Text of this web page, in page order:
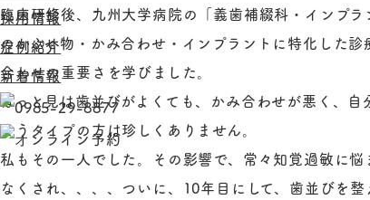
採用情報
症例紹介
新着情報
臨床研修後、九州大学病院の「義歯補綴科・インプ
のかぶせ物・かみ合わせ・インプラントに特化した
合わせの重要さを学びました。
ぱっと見は歯並びがよくても、かみ合わせが悪く、
まうタイプの方は珍しくありません。
私もその一人でした。その影響で、常々知覚過敏に
なくされ、、、、ついに、10年目にして、歯並びを整